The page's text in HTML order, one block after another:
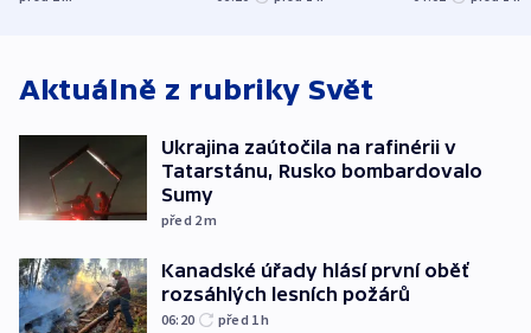
Aktuálně z rubriky Svět
Ukrajina zaútočila na rafinérii v
Tatarstánu, Rusko bombardovalo
Sumy
před 2m
Kanadské úřady hlásí první oběť
rozsáhlých lesních požárů
06:20 před 1h